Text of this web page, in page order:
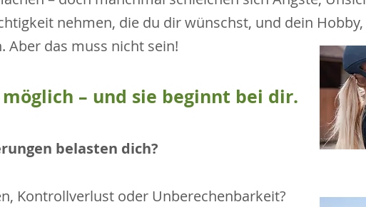
nehmen, die du dir wünschst, und dein
Aber das muss nicht sein!
– und sie beginnt bei dir.
belasten dich?
Kontrollverlust oder Unberechenbarkeit?